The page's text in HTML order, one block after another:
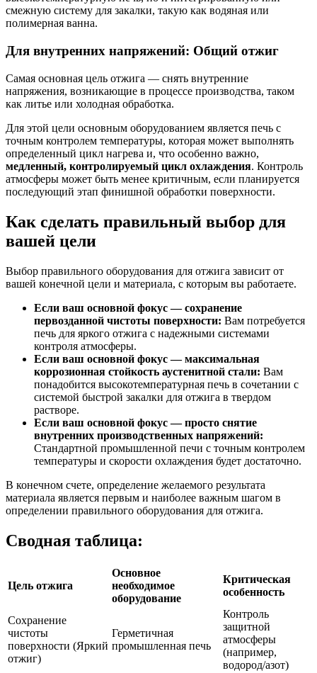
смежную систему для закалки, такую как водяная или
полимерная ванна.
Для внутренних напряжений: Общий отжиг
Самая основная цель отжига — снять внутренние
напряжения, возникающие в процессе производства, таком
как литье или холодная обработка.
Для этой цели основным оборудованием является печь с
точным контролем температуры, которая может выполнять
определенный цикл нагрева и, что особенно важно,
медленный, контролируемый цикл охлаждения. Контроль
атмосферы может быть менее критичным, если планируется
последующий этап финишной обработки поверхности.
Как сделать правильный выбор для
вашей цели
Выбор правильного оборудования для отжига зависит от
вашей конечной цели и материала, с которым вы работаете.
Если ваш основной фокус — сохранение
первозданной чистоты поверхности: Вам потребуется
печь для яркого отжига с надежными системами
контроля атмосферы.
Если ваш основной фокус — максимальная
коррозионная стойкость аустенитной стали: Вам
понадобится высокотемпературная печь в сочетании с
системой быстрой закалки для отжига в твердом
растворе.
Если ваш основной фокус — просто снятие
внутренних производственных напряжений:
Стандартной промышленной печи с точным контролем
температуры и скорости охлаждения будет достаточно.
В конечном счете, определение желаемого результата
материала является первым и наиболее важным шагом в
определении правильного оборудования для отжига.
Сводная таблица:
Цель отжига
Основное
необходимое
оборудование
Критическая
особенность
Сохранение
чистоты
поверхности (Яркий
отжиг)
Герметичная
промышленная печь
Контроль
защитной
атмосферы
(например,
водород/азот)